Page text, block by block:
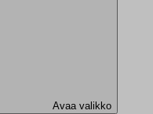
Avaa valikko